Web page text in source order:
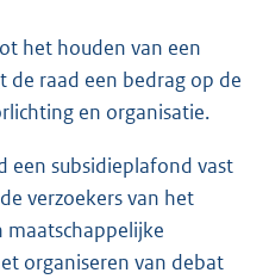
het houden van een
de raad een bedrag op de
en organisatie.
een subsidieplafond vast
verzoekers van het
maatschappelijke
organiseren van debat